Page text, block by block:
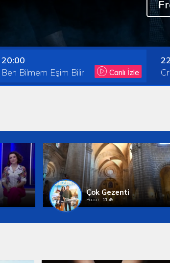
20:00
Ben Bilmem Eşim Bilir
Canlı İzle
Çok Gezenti
Pazar 11.45